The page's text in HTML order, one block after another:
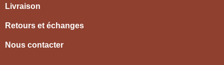
Livraison
Retours et échanges
Nous contacter